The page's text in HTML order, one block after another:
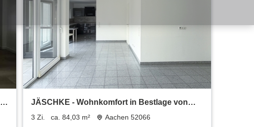
JÄSCHKE - Wohnkomfort in Bestlage von
Burtscheid – hochwertige
3 Zi. ca. 84,03 m² Aachen 52066